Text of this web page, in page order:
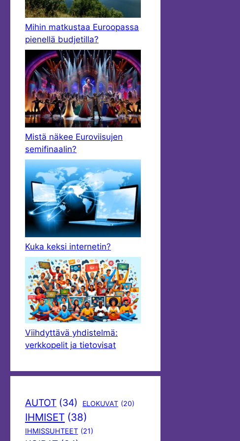
Mihin matkustaa Euroopassa
pienellä budjetilla?
Mistä näkee Euroviisujen
semifinaalin?
Kuka keksi internetin?
Viihdyttävä yhdistelmä:
verkkopelit ja tietovisat
AUTOT (34) ELOKUVAT (20)
IHMISET (38)
IHMISSUHTEET (21)